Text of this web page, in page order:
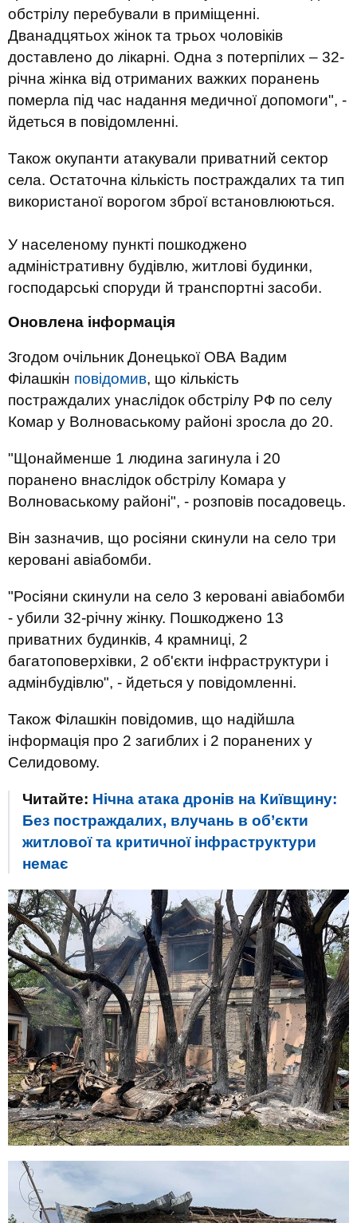
обстрілу перебували в приміщенні.
Дванадцятьох жінок та трьох чоловіків
доставлено до лікарні. Одна з потерпілих – 32-
річна жінка від отриманих важких поранень
померла під час надання медичної допомоги", -
йдеться в повідомленні.
Також окупанти атакували приватний сектор
села. Остаточна кількість постраждалих та тип
використаної ворогом зброї встановлюються.
У населеному пункті пошкоджено
адміністративну будівлю, житлові будинки,
господарські споруди й транспортні засоби.
Оновлена інформація
Згодом очільник Донецької ОВА Вадим
Філашкін повідомив, що кількість
постраждалих унаслідок обстрілу РФ по селу
Комар у Волноваському районі зросла до 20.
"Щонайменше 1 людина загинула і 20
поранено внаслідок обстрілу Комара у
Волноваському районі", - розповів посадовець.
Він зазначив, що росіяни скинули на село три
керовані авіабомби.
"Росіяни скинули на село 3 керовані авіабомби
- убили 32-річну жінку. Пошкоджено 13
приватних будинків, 4 крамниці, 2
багатоповерхівки, 2 об'єкти інфраструктури і
адмінбудівлю", - йдеться у повідомленні.
Також Філашкін повідомив, що надійшла
інформація про 2 загиблих і 2 поранених у
Селидовому.
Читайте: Нічна атака дронів на Київщину:
Без постраждалих, влучань в об’єкти
житлової та критичної інфраструктури
немає